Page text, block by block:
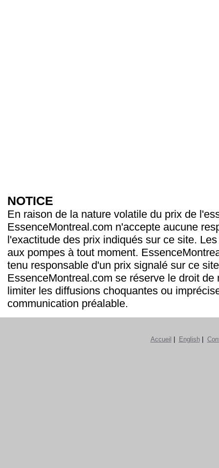
NOTICE
En raison de la nature volatile du prix de
EssenceMontreal.com n'accepte aucune
l'exactitude des prix indiqués sur ce site.
aux pompes à tout moment.
tenu responsable d'un prix signalé sur ce
EssenceMontreal.com se réserve le droit de
limiter les diffusions choquantes ou
communication préalable.
Accueil English|